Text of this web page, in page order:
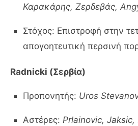
Καρακάρης, Ζερδεβάς,
Στόχος: Επιστροφή στην
απογοητευτική περσινή
Radnicki (Σερβία)
Προπονητής: Uros
Αστέρες: Prlainovic, Jaksic,